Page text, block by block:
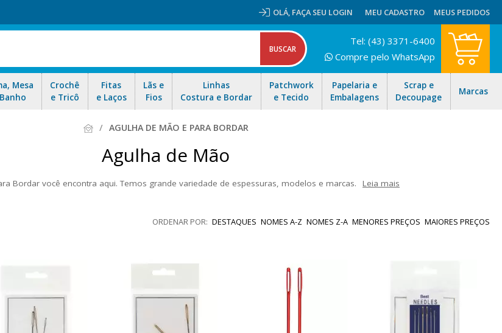
OLÁ, FAÇA SEU LOGIN MEU CADASTRO MEUS PEDIDOS
Mesa
Crochê
e Tricô
Fitas
e Laços
Lãs e
Fios
Linhas
Costura e Bordar
Patchwork
e Tecido
Papelaria e
Embalagens
Scrap e
Decoupage
Marcas
Tel: (43) 3371-6400
Compre pelo WhatsApp
AGULHA DE MÃO E PARA BORDAR
Agulha de Mão
Bordar você encontra aqui. Temos grande variedade de espessuras, modelos e marcas.
Leia mais
DESTAQUES NOMES A-Z NOMES Z-A MENORES PREÇOS MAIORES PREÇOS